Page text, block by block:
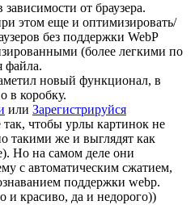
от браузера.
этом еще и оптимизировать/
без поддержки WebP
(более легкими по
файла.
новый функционал, в
в коробку.
или Зарегистрируйся
чтобы урлы картинок не
такими же и выглядят как
Но на самом деле они
с автоматическим сжатием,
поддержки webp.
и красиво, да и недорого))